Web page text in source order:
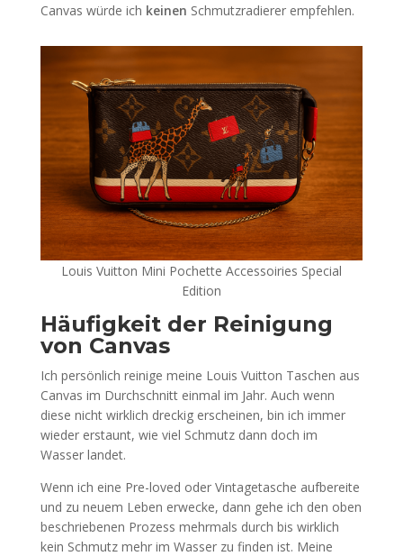
Canvas würde ich keinen Schmutzradierer empfehlen.
Louis Vuitton Mini Pochette Accessoiries Special
Edition
Häufigkeit der Reinigung
von Canvas
Ich persönlich reinige meine Louis Vuitton Taschen aus
Canvas im Durchschnitt einmal im Jahr. Auch wenn
diese nicht wirklich dreckig erscheinen, bin ich immer
wieder erstaunt, wie viel Schmutz dann doch im
Wasser landet.
Wenn ich eine Pre-loved oder Vintagetasche aufbereite
und zu neuem Leben erwecke, dann gehe ich den oben
beschriebenen Prozess mehrmals durch bis wirklich
kein Schmutz mehr im Wasser zu finden ist. Meine